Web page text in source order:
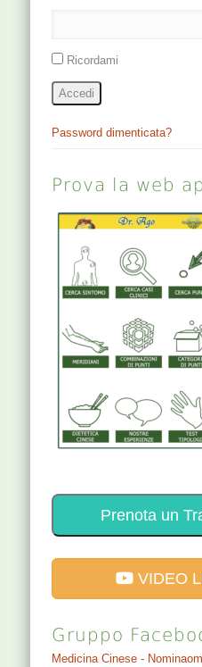
Ricordami
Accedi
Password dimenticata?
Prova la web
Prenota un
VIDEO
Gruppo
Medicina Cinese -